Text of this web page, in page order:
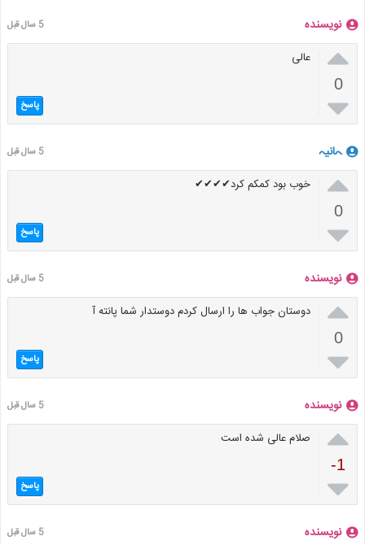
نویسنده 5 سال قبل

0

عالی
پاسخ
ہانیہ 5 سال قبل

0

خوب بود کمکم کرد✔✔✔✔
پاسخ
نویسنده 5 سال قبل

0

دوستان جواب ها را ارسال کردم دوستدار شما پانته آ
پاسخ
نویسنده 5 سال قبل

-1

صلام عالی شده است
پاسخ
نویسنده 5 سال قبل